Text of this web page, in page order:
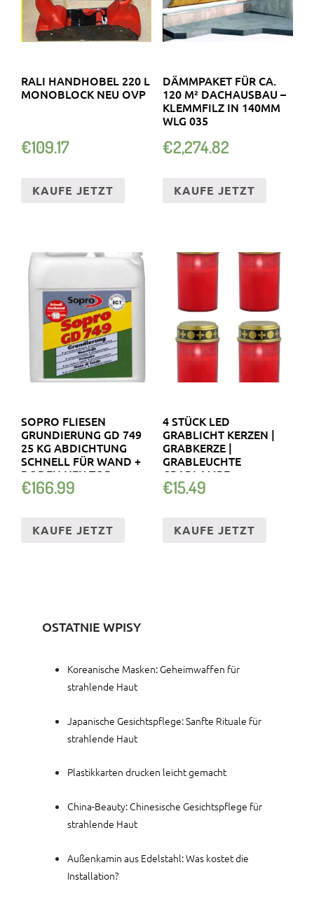
RALI HANDHOBEL 220 L
MONOBLOCK NEU OVP
€109.17
KAUFE JETZT
DÄMMPAKET FÜR CA.
120 M² DACHAUSBAU –
KLEMMFILZ IN 140MM
WLG 035
€2,274.82
KAUFE JETZT
SOPRO FLIESEN
GRUNDIERUNG GD 749
25 KG ABDICHTUNG
SCHNELL FÜR WAND +
BODEN NEU TOP
€166.99
KAUFE JETZT
4 STÜCK LED
GRABLICHT KERZEN |
GRABKERZE |
GRABLEUCHTE
GRABLAMPE
FRIEDHOFSKERZE
€15.49
KAUFE JETZT
OSTATNIE WPISY
Koreanische Masken: Geheimwaffen für
strahlende Haut
Japanische Gesichtspflege: Sanfte Rituale für
strahlende Haut
Plastikkarten drucken leicht gemacht
China-Beauty: Chinesische Gesichtspflege für
strahlende Haut
Außenkamin aus Edelstahl: Was kostet die
Installation?